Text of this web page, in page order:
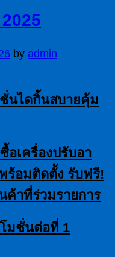
by admin
นไดกิ้นสบายคุ้ม
อเครื่องปรับอา
ร้อมติดตั้ง รับฟรี!
าที่ร่วมรายการ
มชั่นต่อที่ 1